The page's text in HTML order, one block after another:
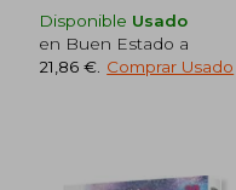
Disponible Usado
en Buen Estado a
21,86 € Comprar Usado